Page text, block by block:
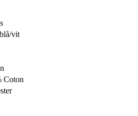
vit
Coton